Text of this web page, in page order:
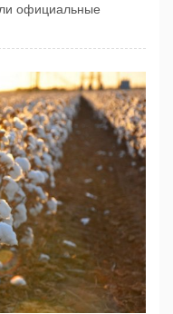
официальные